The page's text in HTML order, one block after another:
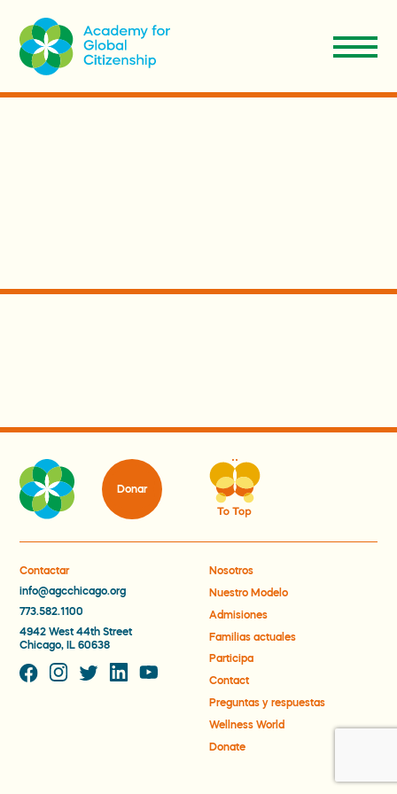
Nuestro Modelo
Participa
Contact
Preguntas y respuestas
Wellness World
Donar
Contactar
info@agcchicago.org
773.582.1100
4942 West 44th Street
Chicago, IL 60638
Nosotros
Nuestro Modelo
Admisiones
Familias actuales
Participa
Contact
Preguntas y respuestas
Wellness World
Donate